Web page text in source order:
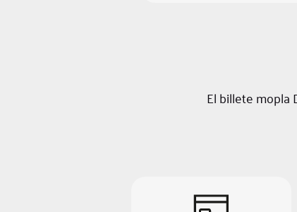
El billete mopla